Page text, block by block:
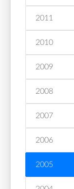
2011
2010
2009
2008
2007
2006
2005